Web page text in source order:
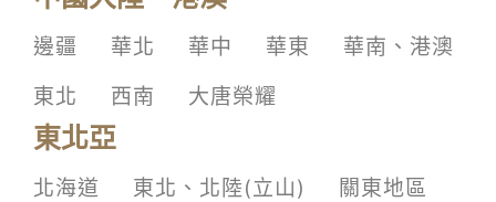
邊疆 華北 華中 華東
華南、港澳
東北
西南 大唐榮耀
東北亞
北海道 東北、北陸(立山)
關東地區